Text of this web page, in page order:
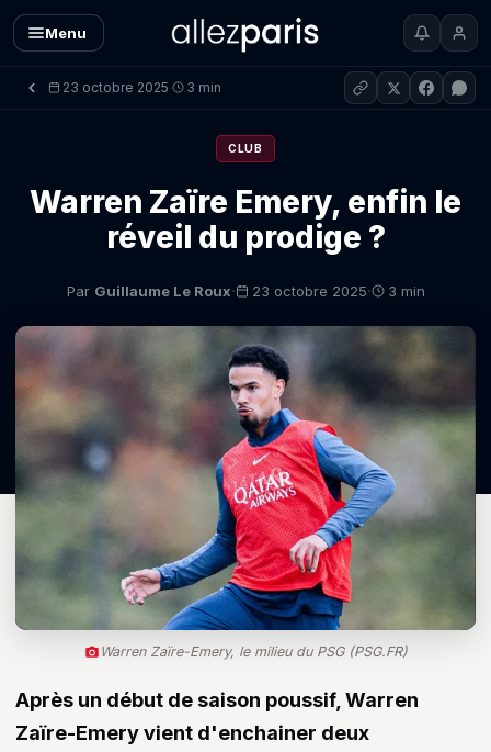
Menu
23 octobre 2025· 3 min
CLUB
Warren Zaïre Emery, enfin le
réveil du prodige ?
Par Guillaume Le Roux· 23 octobre 2025· 3 min
Warren Zaïre-Emery, le milieu du PSG (PSG.FR)
Après un début de saison poussif, Warren
Zaïre-Emery vient d'enchainer deux